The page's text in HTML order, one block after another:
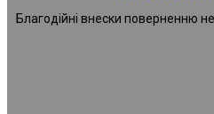
Благодійні внески поверненню